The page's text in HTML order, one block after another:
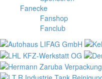
Fanecke
Fanshop
Fanclub